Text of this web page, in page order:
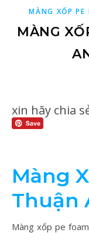
MÀNG XỐP
MÀNG
xin hãy chia
Màng
Thuận
Màng xốp pe